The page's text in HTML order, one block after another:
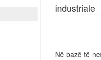
industriale
Në bazë të